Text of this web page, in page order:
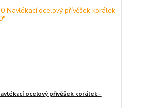
ocelový přívěšek korálek -